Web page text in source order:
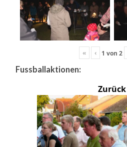
« ‹ 1 von 2
Fussballaktionen:
Zurück